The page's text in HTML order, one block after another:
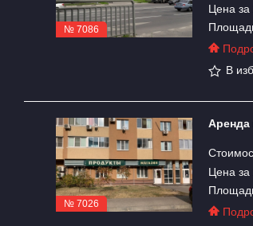
№ 7086
Цена за
В
№ 7026
Аренда
Цена за